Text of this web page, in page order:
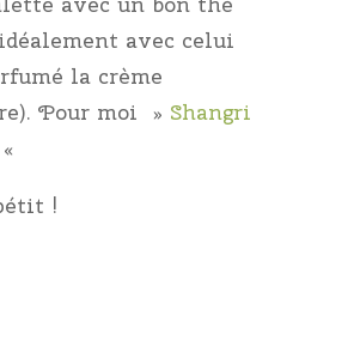
avec celui
la crème
Pour moi » Shangri
!